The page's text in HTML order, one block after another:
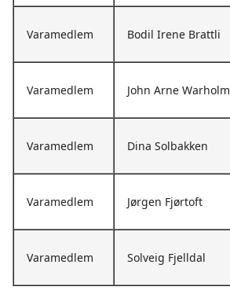
Varamedlem Bodil Irene Brattli
Varamedlem John Arne Warholm
Varamedlem Dina Solbakken
Varamedlem Jørgen Fjørtoft
Varamedlem Solveig Fjelldal